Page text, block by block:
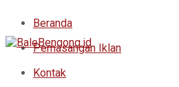
Beranda
Pemasangan Iklan
Kontak